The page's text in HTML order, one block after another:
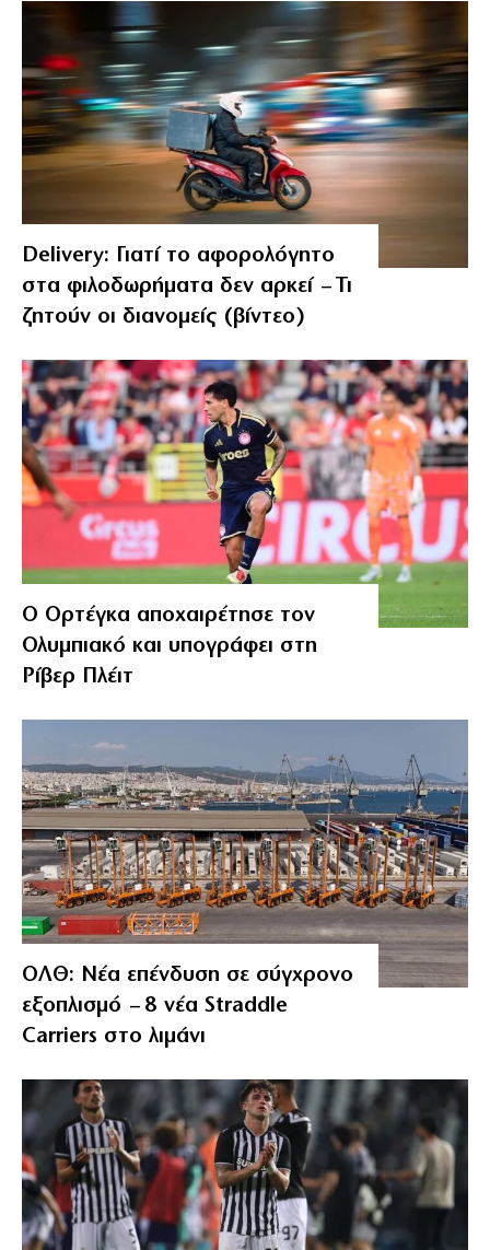
Delivery: Γιατί το αφορολόγητο
στα φιλοδωρήματα δεν αρκεί – Τι
ζητούν οι διανομείς (βίντεο)
Ο Ορτέγκα αποχαιρέτησε τον
Ολυμπιακό και υπογράφει στη
Ρίβερ Πλέιτ
ΟΛΘ: Νέα επένδυση σε σύγχρονο
εξοπλισμό – 8 νέα Straddle
Carriers στο λιμάνι